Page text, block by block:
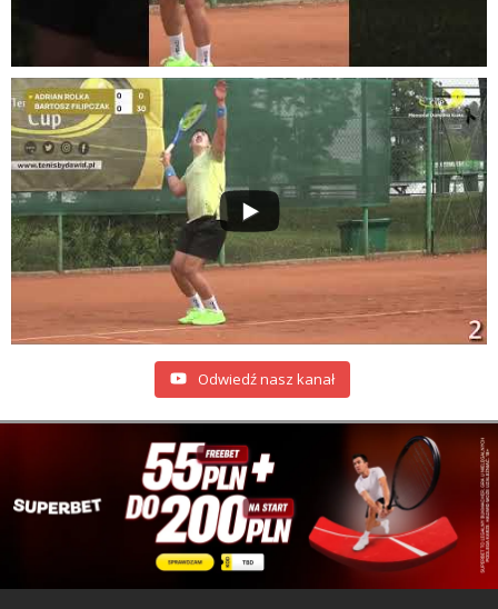
Odwiedź nasz kanał